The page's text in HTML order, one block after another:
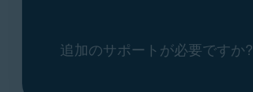
追加のサポートが必要ですか?